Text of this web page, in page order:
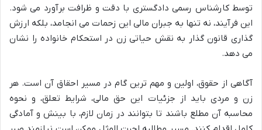
توسط کارشناس رسمی دادگستری با دقت و ظرافت برآورد می شود.
این فرآیند، نه تنها به جبران مالی این زحمات می انجامد، بلکه ارزش
گذاری قانون گذار به نقش حیاتی زن در استحکام خانواده را نشان
می دهد.
آگاهی از حقوق، اولین و مهم ترین گام در مسیر احقاق آن است. هر
زن و مردی باید از جزئیات این حق مالی، شرایط تعلق، و نحوه
محاسبه آن مطلع باشند تا بتوانند در زمان لازم، با بینش و آمادگی